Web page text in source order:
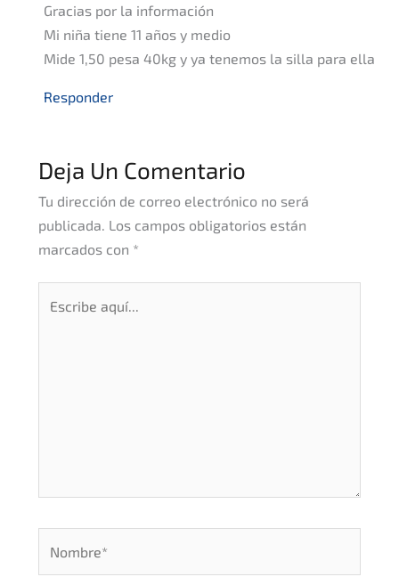
Gracias por la información
Mi niña tiene 11 años y medio
Mide 1,50 pesa 40kg y ya tenemos la silla para ella
Responder
Deja Un Comentario
Tu dirección de correo electrónico no será
publicada. Los campos obligatorios están
marcados con *
aquí...